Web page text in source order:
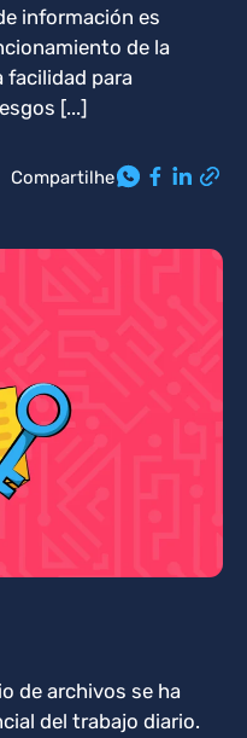
información es
de la
facilidad para
[...]
Compartilhe
de archivos se ha
del trabajo diario.